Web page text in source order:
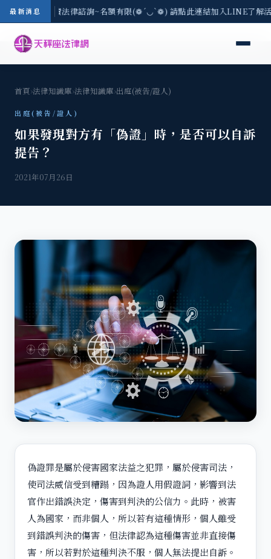
最新消息
3(一) 現場免費法律諮詢~名額有限(❁´◡`❁) 請點此連結加入LINE了
首頁›法律知識庫›法律知識庫›出庭(被告/證人)
出庭(被告/證人)
如果發現對方有「偽證」時，是否可以自訴
提告？
2021年07月26日
偽證罪是屬於侵害國家法益之犯罪，屬於侵害司法，
使司法威信受到糟蹋，因為證人用假證詞，影響到法
官作出錯誤決定，傷害到判決的公信力。此時，被害
人為國家，而非個人，所以若有這種情形，個人雖受
到錯誤判決的傷害，但法律認為這種傷害並非直接傷
害，所以若對於這種判決不服，個人無法提出自訴。